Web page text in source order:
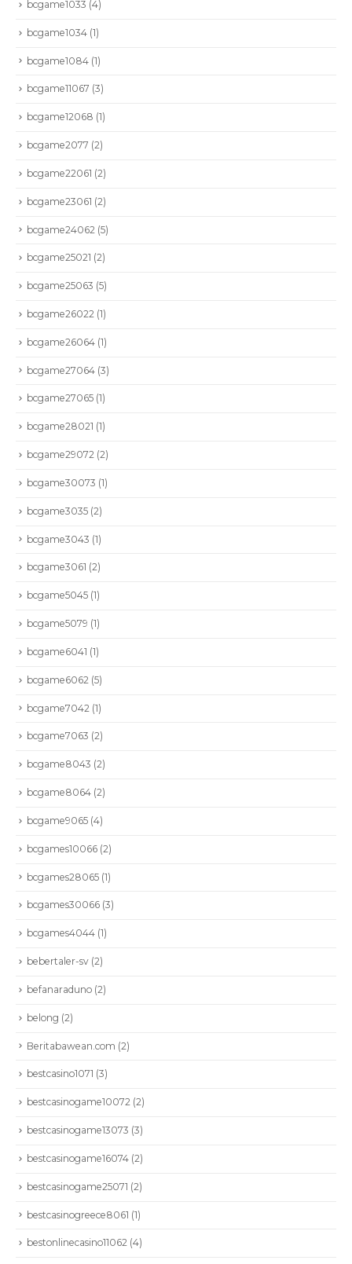
bcgame1033 (4)
bcgame1034 (1)
bcgame1084 (1)
bcgame11067 (3)
bcgame12068 (1)
bcgame2077 (2)
bcgame22061 (2)
bcgame23061 (2)
bcgame24062 (5)
bcgame25021 (2)
bcgame25063 (5)
bcgame26022 (1)
bcgame26064 (1)
bcgame27064 (3)
bcgame27065 (1)
bcgame28021 (1)
bcgame29072 (2)
bcgame30073 (1)
bcgame3035 (2)
bcgame3043 (1)
bcgame3061 (2)
bcgame5045 (1)
bcgame5079 (1)
bcgame6041 (1)
bcgame6062 (5)
bcgame7042 (1)
bcgame7063 (2)
bcgame8043 (2)
bcgame8064 (2)
bcgame9065 (4)
bcgames10066 (2)
bcgames28065 (1)
bcgames30066 (3)
bcgames4044 (1)
bebertaler-sv (2)
befanaraduno (2)
belong (2)
Beritabawean.com (2)
bestcasino1071 (3)
bestcasinogame10072 (2)
bestcasinogame13073 (3)
bestcasinogame16074 (2)
bestcasinogame25071 (2)
bestcasinogreece8061 (1)
bestonlinecasino11062 (4)